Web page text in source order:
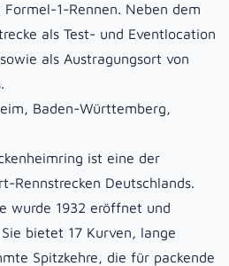
1-Rennen. Neben dem
als Test- und Eventlocation
als Austragungsort von
Baden-Württemberg,
ist eine der
Rennstrecken Deutschlands.
wurde 1932 eröffnet und
bietet 17 Kurven, lange
Spitzkehre, die für packende